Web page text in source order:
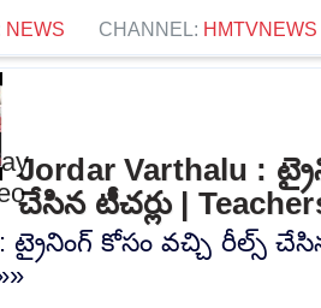
NEWS CHANNEL: HMTVNEWS
Jordar Varthalu :
చేసిన టీచర్లు |
ట్రైనింగ్ కోసం వచ్చి రీల్స్